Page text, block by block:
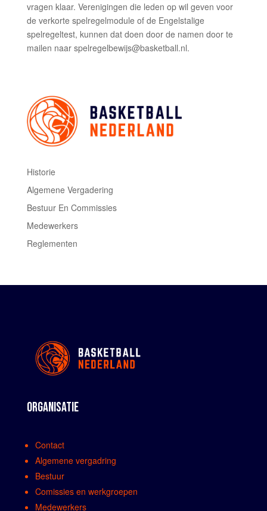
vragen klaar. Verenigingen die leden op wil geven voor
de verkorte spelregelmodule of de Engelstalige
spelregeltest, kunnen dat doen door de namen door te
mailen naar spelregelbewijs@basketball.nl.
Historie
Algemene Vergadering
Bestuur En Commissies
Medewerkers
Reglementen
ORGANISATIE
Contact
Algemene vergadring
Bestuur
Comissies en werkgroepen
Medewerkers